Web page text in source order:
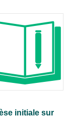
initiale sur